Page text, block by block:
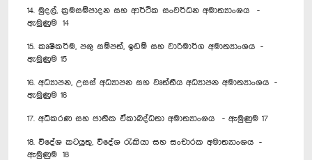
14. මුදල්, ක්‍රමසම්පාදන සහ ආර්ථික සංවර්ධන අමාත්‍යාංශය -
ඇමුණුම 14
15. කෘෂිකර්ම, පශු සම්පත්, ඉඩම් සහ වාරිමාර්ග අමාත්‍යාංශය -
ඇමුණුම 15
16. අධ්‍යාපන, උසස් අධ්‍යාපන සහ වෘත්තීය අධ්‍යාපන අමාත්‍යාංශය -
ඇමුණුම 16
17. අධිකරණ සහ ජාතික ඒකාබද්ධතා අමාත්‍යාංශය - ඇමුණුම 17
18. විදේශ කටයුතු, විදේශ රැකියා සහ සංචාරක අමාත්‍යාංශය -
ඇමුණුම 18